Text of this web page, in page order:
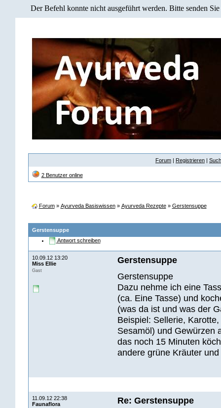
Der Befehl konnte nicht ausgeführt werden. Bitte senden
Forum | Registrieren |
2 Benutzer online
Forum» Ayurveda Basiswissen» Ayurveda Rezepte» Gerstensuppe
Gerstensuppe
Antwort schreiben
10.09.12 13:20
Miss Ellie
Gast
Gerstensuppe
Gerstensuppe
Dazu nehme ich eine
(ca. Eine Tasse) und
(was da ist und was der
Beispiel: Sellerie,
Sesamöl) und Gewürzen
das noch 15 Minuten
andere grüne Kräuter
11.09.12 22:38
Faunaflora
Re: Gerstensuppe